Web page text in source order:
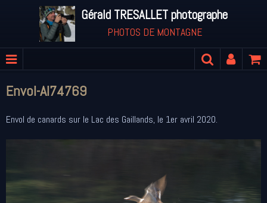
Gérald TRESALLET photographe
PHOTOS DE MONTAGNE
Envol-Al74769
Envol de canards sur le Lac des Gaillands, le 1er avril 2020.